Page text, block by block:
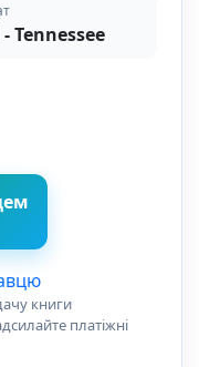
філософія
- Tennessee
книги
платіжні